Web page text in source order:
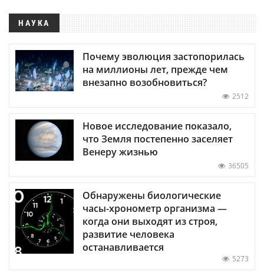
НАУКА
Почему эволюция застопорилась
на миллионы лет, прежде чем
внезапно возобновиться?
2512
Новое исследование показало,
что Земля постепенно заселяет
Венеру жизнью
36505
Обнаружены биологические
часы-хронометр организма —
когда они выходят из строя,
развитие человека
останавливается
5273